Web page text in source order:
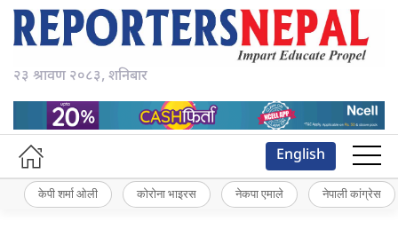
२३ श्रावण २०८३, शनिबार
English
केपी शर्मा ओली कोरोना भाइरस नेकपा एमाले नेपाली कांग्रेस